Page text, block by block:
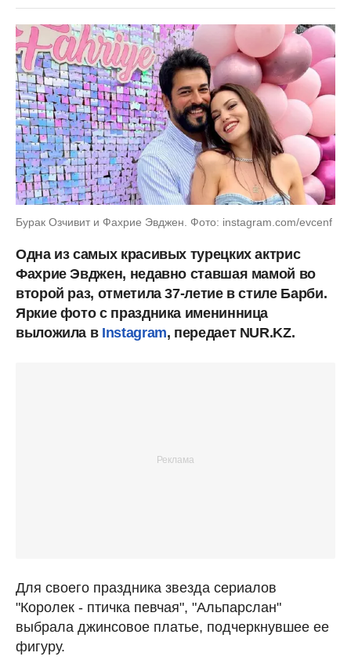
Бурак Озчивит и Фахрие Эвджен. Фото: instagram.com/evcenf
Одна из самых красивых турецких актрис
Фахрие Эвджен, недавно ставшая мамой во
второй раз, отметила 37-летие в стиле Барби.
Яркие фото с праздника именинница
выложила в Instagram, передает NUR.KZ.
Для своего праздника звезда сериалов
"Королек - птичка певчая", "Альпарслан"
выбрала джинсовое платье, подчеркнувшее ее
фигуру.